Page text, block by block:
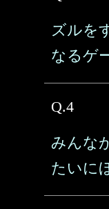
ズルを
なるゲ
Q.4
みんな
たいに